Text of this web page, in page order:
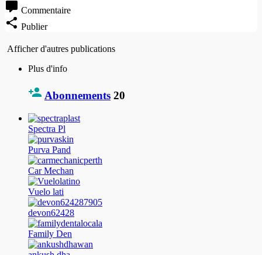
Commentaire
Publier
Afficher d'autres publications
Plus d'info
Abonnements 20
Spectra Pl
Purva Pand
Car Mechan
Vuelo lati
devon62428
Family Den